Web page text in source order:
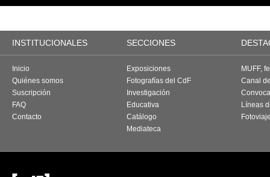
INSTITUCIONALES SECCIONES
Inicio
Quiénes somos
Suscripción
FAQ
Contacto
Exposiciones
Fotografías del CdF
Investigación
Educativa
Catálogo
Mediateca
MUFF,
Canal
Líneas